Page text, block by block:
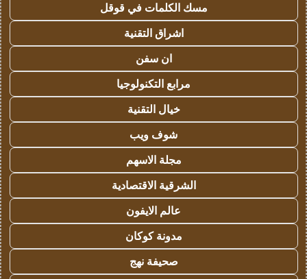
مسك الكلمات في قوقل
اشراق التقنية
ان سفن
مرابع التكنولوجيا
خيال التقنية
شوف ويب
مجلة الاسهم
الشرقية الاقتصادية
عالم الايفون
مدونة كوكان
صحيفة نهج